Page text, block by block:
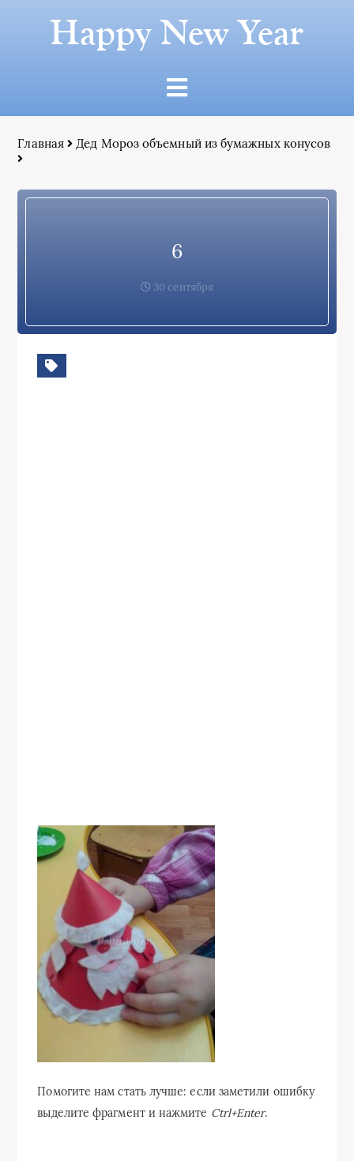
Happy New Year
Главная Дед Мороз объемный из бумажных конусов
6
30 сентября
Помогите нам стать лучше: если заметили ошибку
выделите фрагмент и нажмите Ctrl+Enter.